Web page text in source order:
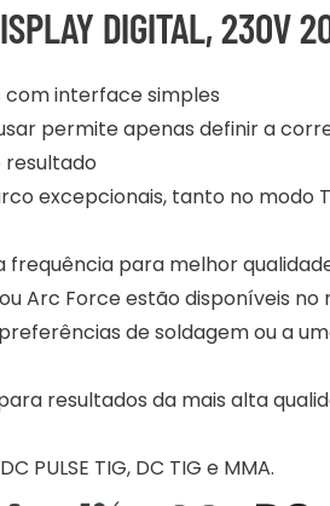
DIGITAL, 230V
com interface simples
permite apenas definir a
excepcionais, tanto no modo
frequência para melhor
Arc Force estão disponíveis
de soldagem ou a
resultados da mais alta
PULSE TIG, DC TIG e MMA.